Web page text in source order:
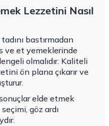
Lezzetini Nasıl
bastırmadan
ve et yemeklerinde
olmalıdır. Kaliteli
ön plana çıkarır ve
elde etmek
göz ardı